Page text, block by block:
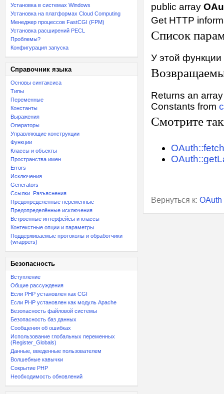
Установка в системах Windows
Установка на платформах Cloud Computing
Менеджер процессов FastCGI (FPM)
Установка расширений PECL
Проблемы?
Конфигурация запуска
Справочник языка
Основы синтаксиса
Типы
Переменные
Константы
Выражения
Операторы
Управляющие конструкции
Функции
Классы и объекты
Пространства имен
Errors
Исключения
Generators
Ссылки. Разъяснения
Предопределённые переменные
Предопределённые исключения
Встроенные интерфейсы и классы
Контекстные опции и параметры
Поддерживаемые протоколы и обработчики
(wrappers)
Безопасность
Вступление
Общие рассуждения
Если PHP установлен как CGI
Если PHP установлен как модуль Apache
Безопасность файловой системы
Безопасность баз данных
Сообщения об ошибках
Использование глобальных переменных
(Register_Globals)
Данные, введенные пользователем
Волшебные кавычки
Сокрытие PHP
Необходимость обновлений
public array
Get HTTP
Список
У этой функции
Returns an
Constants from
Смотрите
Вернуться к: OAuth